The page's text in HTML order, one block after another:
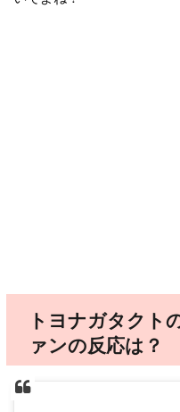
トヨナガタクト
ァンの反応は？